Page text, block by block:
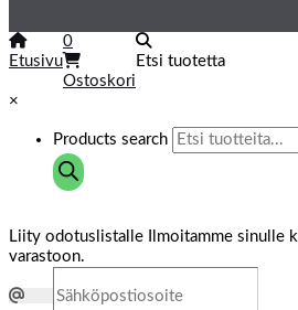
Etusivu
0
Ostoskori
Etsi tuotetta
×
Products search
Liity odotuslistalle
Ilmoitamme sinulle
varastoon.